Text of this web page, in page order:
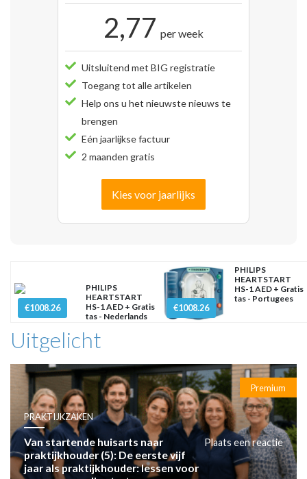
2,77 per week
Uitsluitend met BIG registratie
Toegang tot alle artikelen
Help ons u het nieuwste nieuws te
brengen
Eén jaarlijkse factuur
2 maanden gratis
Kies voor jaarlijks
€1008.26
PHILIPS
HEARTSTART
HS-1 AED + Gratis
tas - Nederlands
€1008.26
PHILIPS
HEARTSTART
HS-1 AED + Gratis
tas - Portugees
Uitgelicht
Premium
PRAKTIJKZAKEN
Van startende huisarts naar
praktijkhouder (5): De eerste vijf
jaar als praktijkhouder: lessen voor
Plaats een reactie